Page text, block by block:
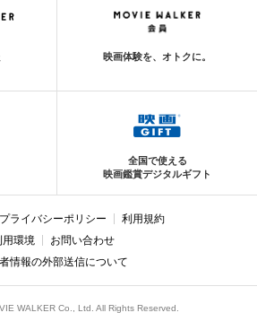
映画体験を、オトクに。
全国で使える
映画鑑賞デジタルギフト
プライバシーポリシー
利用規約
用環境
お問い合わせ
情報の外部送信について
WALKER Co., Ltd. All Rights Reserved.